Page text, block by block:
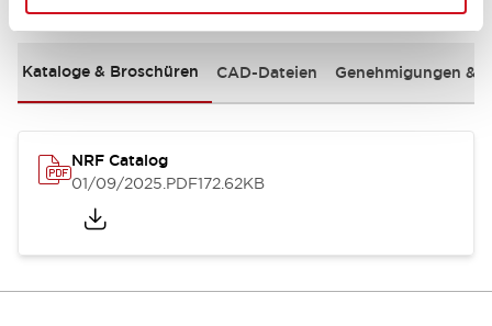
Kataloge & Broschüren CAD-Dateien Genehmigungen &
NRF Catalog
01/09/2025.PDF172.62KB